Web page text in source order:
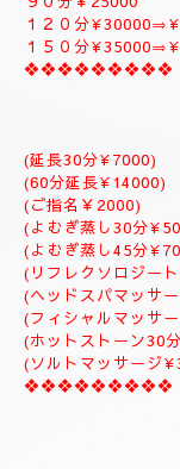
１５０分¥28000⇒
１８０分￥34000⇒
します。
是非おすすめ致しま
🌈🪻⑥デトックス体
リートメントコース
全身極上リンパドレ
足つぼデトックス体
ジャプカサイ＆リン
９０分￥25000
１２０分
１５０分
❖❖❖❖❖❖❖❖❖